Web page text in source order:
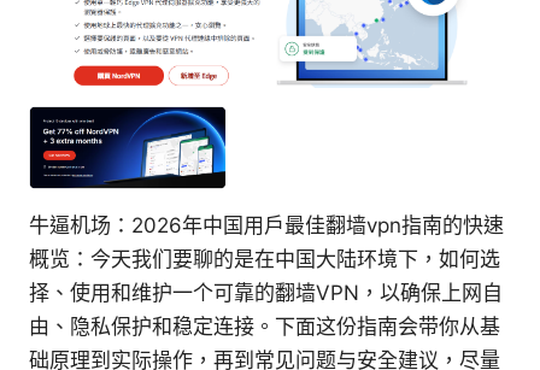
牛逼机场：2026年中国用户最佳翻墙vpn指南的快速
概览：今天我们要聊的是在中国大陆环境下，如何选
择、使用和维护一个可靠的翻墙VPN，以确保上网自
由、隐私保护和稳定连接。下面这份指南会带你从基
础原理到实际操作，再到常见问题与安全建议，尽量